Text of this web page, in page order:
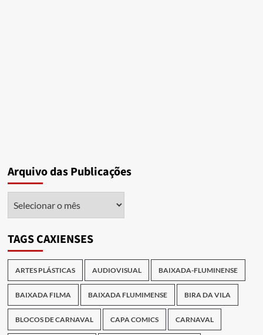
Arquivo das Publicações
TAGS CAXIENSES
ARTES PLÁSTICAS AUDIOVISUAL BAIXADA-FLUMINENSE
BAIXADA FILMA BAIXADA FLUMIMENSE BIRA DA VILA
BLOCOS DE CARNAVAL CAPA COMICS CARNAVAL